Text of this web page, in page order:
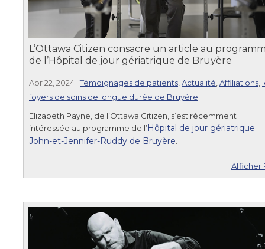
L’Ottawa Citizen consacre un article au
de l’Hôpital de jour gériatrique de Bruyère
Apr 22, 2024 |Témoignages de patients,Actualité,Affiliations,
foyers de soins de longue durée de Bruyère
Elizabeth Payne, de l’Ottawa Citizen, s’est récemment
intéressée au programme de l’Hôpital de jour gériatrique
John-et-Jennifer-Ruddy de Bruyère.
Afficher